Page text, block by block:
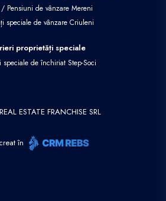
Pensiuni de vânzare Mereni
speciale de vânzare Criuleni
proprietăți speciale
speciale de închiriat Step-Soci
REAL ESTATE FRANCHISE SRL
în